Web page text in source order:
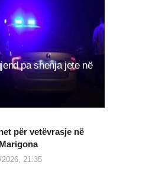
pa shenja jete në
për vetëvrasje në
21:35